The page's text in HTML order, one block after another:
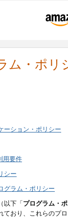
ム・ポリ
ーション・ポリシー
用要件
シー
グラム・ポリシー
以下「プログラム・
おり、これらのプ